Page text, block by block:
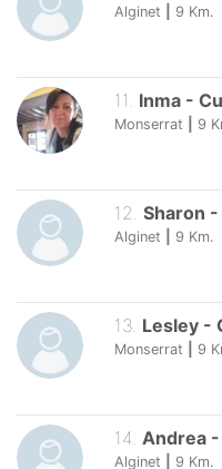
Alginet 9 Km.
11 Inma -
Monserrat 9
12 Sharon -
Alginet 9 Km.
13. Lesley -
Monserrat 9
14. Andrea -
Alginet 9 Km.